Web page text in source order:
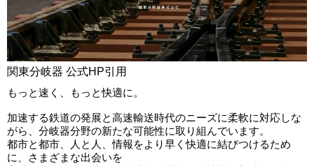
関東分岐器 公式HP引用
もっと速く、もっと快適に。
加速する鉄道の発展と高速輸送時代のニーズに柔軟に対応しな
がら、分岐器分野の新たな可能性に取り組んでいます。
都市と都市、人と人、情報をより早く快適に結びつけるため
に、さまざまな出会いを